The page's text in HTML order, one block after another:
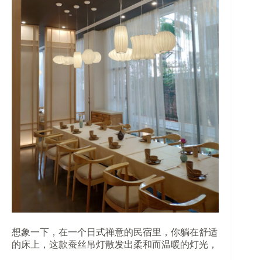
想象一下，在一个日式禅意的民宿里，你躺在舒适
的床上，这款蚕丝吊灯散发出柔和而温暖的灯光，